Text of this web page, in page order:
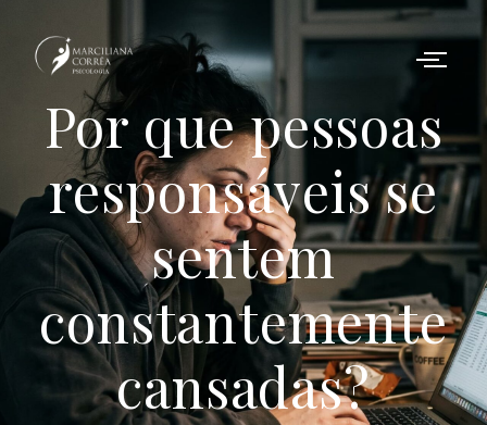
Por que pessoas
responsáveis se
sentem
constantemente
cansadas?